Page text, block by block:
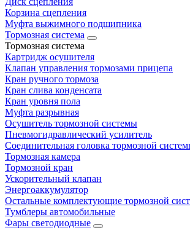
Корзина сцепления
Муфта выжимного подшипника
Тормозная система
Тормозная система
Картридж осушителя
Клапан управления тормозами прицепа
Кран ручного тормоза
Кран слива конденсата
Кран уровня пола
Муфта разрывная
Осушитель тормозной системы
Пневмогидравлический усилитель
Соединительная головка тормозной
Тормозная камера
Тормозной кран
Ускорительный клапан
Энергоаккумулятор
Остальные комплектующие тормозной
Тумблеры автомобильные
Фары светодиодные